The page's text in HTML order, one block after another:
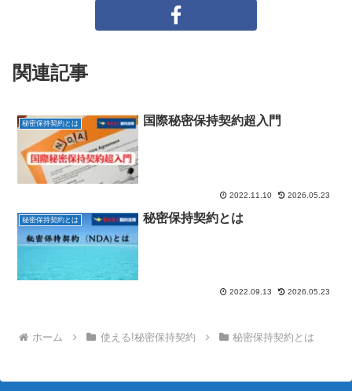
関連記事
秘密保持契約とは 国際秘密保持契約超入門
2022.11.10 2026.05.23
秘密保持契約とは 秘密保持契約とは
2022.09.13 2026.05.23
ホーム 使える!秘密保持契約 秘密保持契約とは